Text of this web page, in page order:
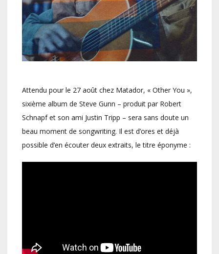
Attendu pour le 27 août chez Matador, « Other You »,
sixième album de Steve Gunn – produit par Robert
Schnapf et son ami Justin Tripp – sera sans doute un
beau moment de songwriting. Il est d’ores et déjà
possible d’en écouter deux extraits, le titre éponyme :